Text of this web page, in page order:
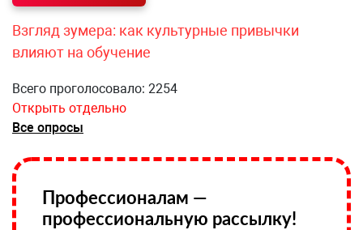
Взгляд зумера: как культурные привычки
влияют на обучение
Всего проголосовало: 2254
Открыть отдельно
Все опросы
Профессионалам —
профессиональную рассылку!